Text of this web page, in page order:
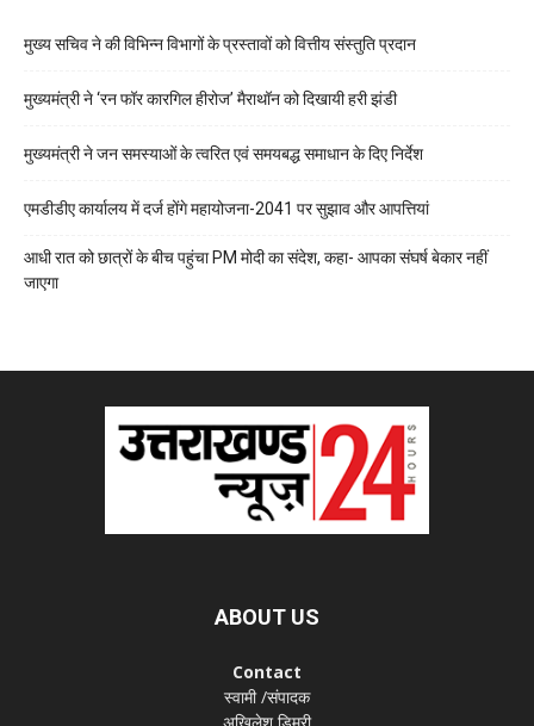
मुख्य सचिव ने की विभिन्न विभागों के प्रस्तावों को वित्तीय संस्तुति प्रदान
मुख्यमंत्री ने ‘रन फॉर कारगिल हीरोज’ मैराथॉन को दिखायी हरी झंडी
मुख्यमंत्री ने जन समस्याओं के त्वरित एवं समयबद्ध समाधान के दिए निर्देश
एमडीडीए कार्यालय में दर्ज होंगे महायोजना-2041 पर सुझाव और आपत्तियां
आधी रात को छात्रों के बीच पहुंचा PM मोदी का संदेश, कहा- आपका संघर्ष बेकार नहीं
जाएगा
ABOUT US
Contact
स्वामी /संपादक
अखिलेश डिमरी